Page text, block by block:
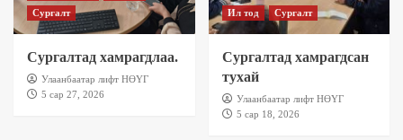
Сургалт
Сургалтад хамрагдлаа.
Улаанбаатар лифт НӨҮГ
5 сар 27, 2026
Ил тод Сургалт
Сургалтад хамрагдсан
тухай
Улаанбаатар лифт НӨҮГ
5 сар 18, 2026